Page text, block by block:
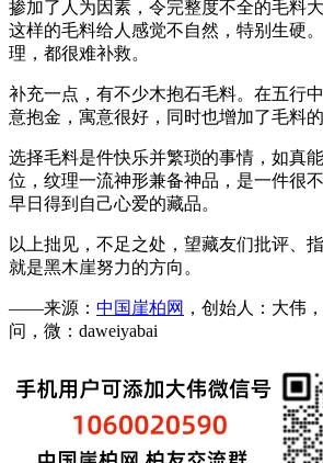
掺加了人为因素，令完整度不全的毛料
这样的毛料给人感觉不自然，特别生硬
理，都很难补救。
补充一点，有不少木抱石毛料。在五行
意抱金，寓意很好，同时也增加了毛料的
选择毛料是件快乐并繁琐的事情，如真
位，纹理一流神形兼备神品，是一件很
早日得到自己心爱的藏品。
以上拙见，不足之处，望藏友们批评、
就是黑木崖努力的方向。
——来源： 中国崖柏网 ，创始人：大伟
问，微：daweiyabai